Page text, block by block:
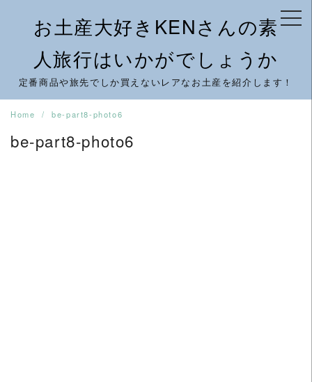
content
お土産大好きKENさんの素
人旅行はいかがでしょうか
定番商品や旅先でしか買えないレアなお土産を紹介します！
Home be-part8-photo6
be-part8-photo6